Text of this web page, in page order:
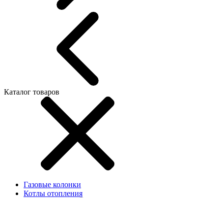
Каталог товаров
Газовые колонки
Котлы отопления